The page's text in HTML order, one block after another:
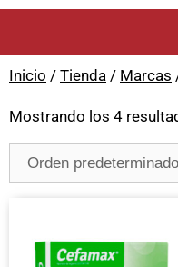
Inicio / Tienda / Marcas
Mostrando los 4